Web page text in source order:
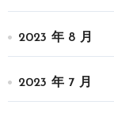
2023 年 8 月
2023 年 7 月